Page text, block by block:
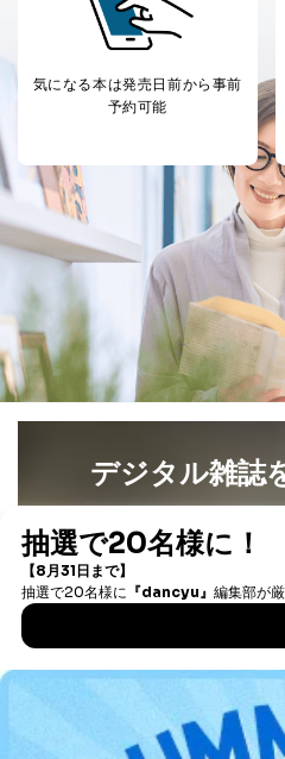
告配信サービス会社
提供先：出版社、出版
店など商品の供給者、
販売店などの梱包・配
４．開示対象個人情報の「開
当社は、本人から、開示対象
の通知を求められた場合には
す。ただし、以下①～④のい
利用目的の通知を行なうこと
は、本人に遅滞無くその旨を
説明させていただきます。
①利用目的を本人に通知し、又
本人又は第三者の生命、身体、
害するおそれがある場合
②利用目的を本人に通知し、
当該事業者の権利又は正当な
③国の機関又は地方公共団体
することに対して協力する必
事務の遂行に支障を及ぼすおそ
④開示対象個人情報の利用目的
開示対象個人情報については
たはその代理人からの利用目
の停止または消去」「第三者
に対応させていただいており
個人情報は「マイページ」に
で、訂正、追加、変更を行っ
気になる本は発売日前から事前
予約可能
デジタル雑誌
書籍）が無料で
DOWNLOAD